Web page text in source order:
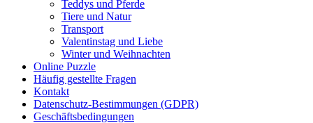
Märchen und Feen
Musik und Musikinstrumente
Personen
Sommer und Feiertage
Sport
Teddys und Pferde
Tiere und Natur
Transport
Valentinstag und Liebe
Winter und Weihnachten
Online Puzzle
Häufig gestellte Fragen
Kontakt
Datenschutz-Bestimmungen (GDPR)
Geschäftsbedingungen